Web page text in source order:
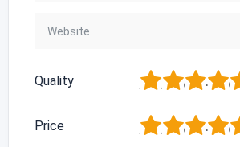
Quality 5
4
3
2
Price 5
4
3
2